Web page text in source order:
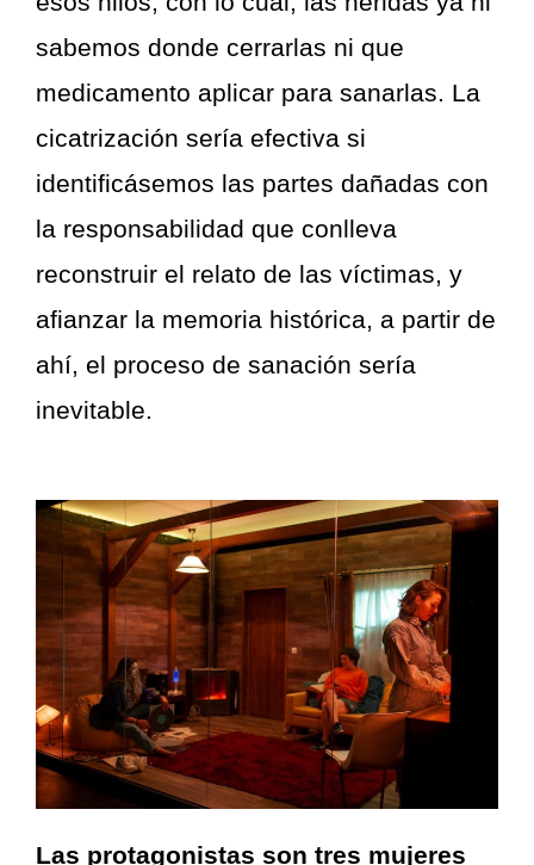
sabemos donde cerrarlas ni que
medicamento aplicar para sanarlas. La
cicatrización sería efectiva si
identificásemos las partes dañadas con
la responsabilidad que conlleva
reconstruir el relato de las víctimas, y
afianzar la memoria histórica, a partir de
ahí, el proceso de sanación sería
inevitable.
Las protagonistas son tres mujeres